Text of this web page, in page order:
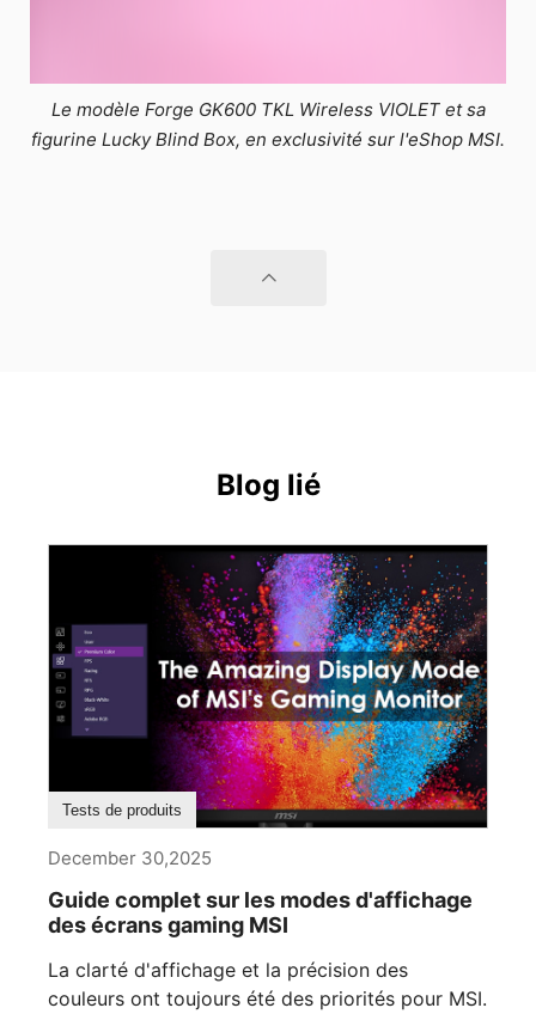
Le modèle Forge GK600 TKL Wireless VIOLET et sa
figurine Lucky Blind Box, en exclusivité sur l'eShop MSI.
Blog lié
Tests de produits
December 30,2025
Guide complet sur les modes d'affichage
des écrans gaming MSI
La clarté d'affichage et la précision des
couleurs ont toujours été des priorités pour MSI.